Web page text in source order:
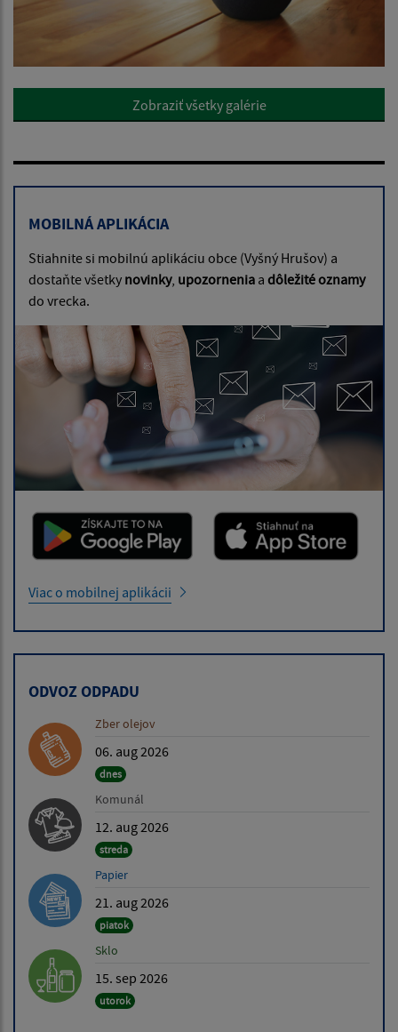
Zobraziť všetky galérie
MOBILNÁ APLIKÁCIA
Stiahnite si mobilnú aplikáciu obce (Vyšný Hrušov) a
dostaňte všetky novinky, upozornenia a dôležité oznamy
do vrecka.
Viac o mobilnej aplikácii
ODVOZ ODPADU
Zber olejov
06. aug 2026
dnes
Komunál
12. aug 2026
streda
Papier
21. aug 2026
piatok
Sklo
15. sep 2026
utorok